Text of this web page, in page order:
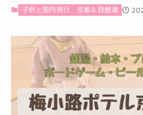
子供と国内旅行 京都＆琵琶湖